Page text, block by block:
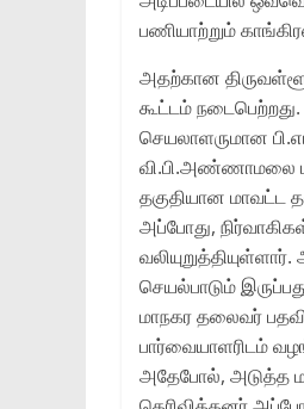
பணியாற்றும்
அதற்கான
கூட்டம்
செயலாளருமான
வி.பி.அண்ணாமலை
தகுதியான மாவட்ட
அப்போது,
செயல்பாடும்
மாநகர தலைவர்
பார்வையாளரிடம்
அதேபோல், அடுத்த